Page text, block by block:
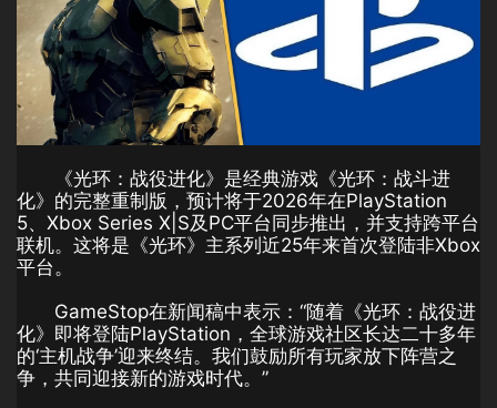
《光环：战役进化》是经典游戏《光环：战斗进
化》的完整重制版，预计将于2026年在PlayStation
5、Xbox Series X|S及PC平台同步推出，并支持跨平台
联机。这将是《光环》主系列近25年来首次登陆非Xbox
平台。
GameStop在新闻稿中表示：“随着《光环：战役进
化》即将登陆PlayStation，全球游戏社区长达二十多年
的‘主机战争’迎来终结。我们鼓励所有玩家放下阵营之
争，共同迎接新的游戏时代。”